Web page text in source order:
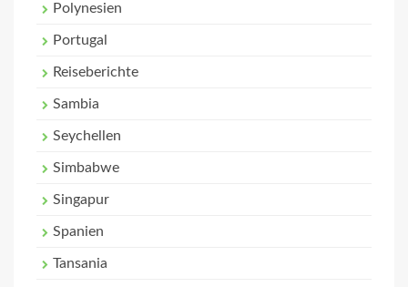
Polynesien
Portugal
Reiseberichte
Sambia
Seychellen
Simbabwe
Singapur
Spanien
Tansania